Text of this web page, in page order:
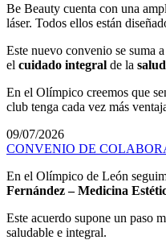
Be Beauty cuenta con una
láser. Todos ellos están
Este nuevo convenio se suma
el cuidado integral de la salud
En el Olímpico creemos que
club tenga cada vez más
09/07/2026
CONVENIO DE
En el Olímpico de León
Fernández – Medicina
Este acuerdo supone un paso
saludable e integral.